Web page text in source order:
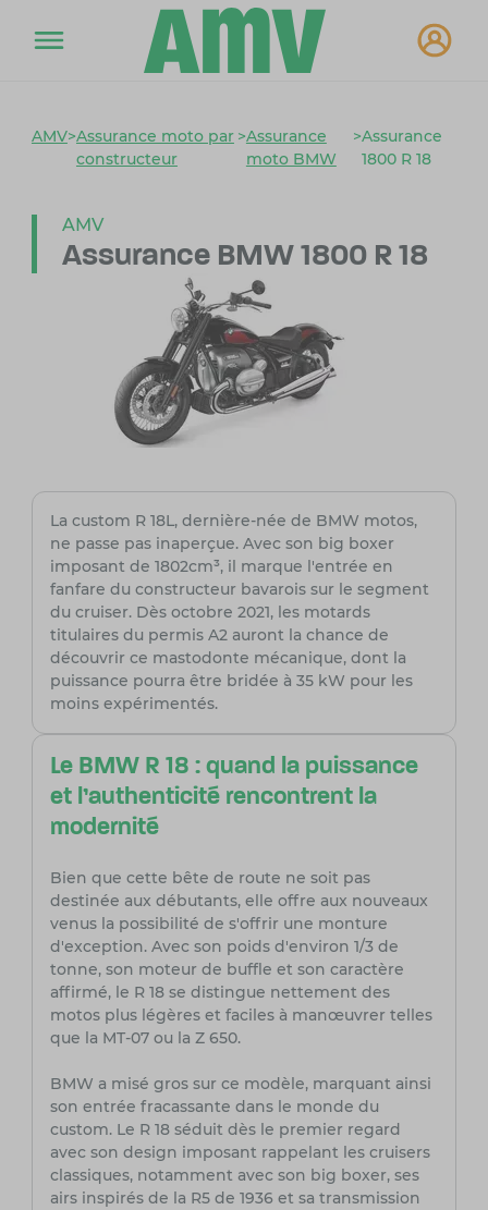
AMV>Assurance moto par
constructeur
>Assurance
moto BMW
>Assurance
1800 R 18
AMV
Assurance BMW 1800 R 18
La custom R 18L, dernière-née de BMW motos,
ne passe pas inaperçue. Avec son big boxer
imposant de 1802cm³, il marque l'entrée en
fanfare du constructeur bavarois sur le segment
du cruiser. Dès octobre 2021, les motards
titulaires du permis A2 auront la chance de
découvrir ce mastodonte mécanique, dont la
puissance pourra être bridée à 35 kW pour les
moins expérimentés.
Le BMW R 18 : quand la puissance
et l'authenticité rencontrent la
modernité
Bien que cette bête de route ne soit pas
destinée aux débutants, elle offre aux nouveaux
venus la possibilité de s'offrir une monture
d'exception. Avec son poids d'environ 1/3 de
tonne, son moteur de buffle et son caractère
affirmé, le R 18 se distingue nettement des
motos plus légères et faciles à manœuvrer telles
que la MT-07 ou la Z 650.
BMW a misé gros sur ce modèle, marquant ainsi
son entrée fracassante dans le monde du
custom. Le R 18 séduit dès le premier regard
avec son design imposant rappelant les cruisers
classiques, notamment avec son big boxer, ses
airs inspirés de la R5 de 1936 et sa transmission